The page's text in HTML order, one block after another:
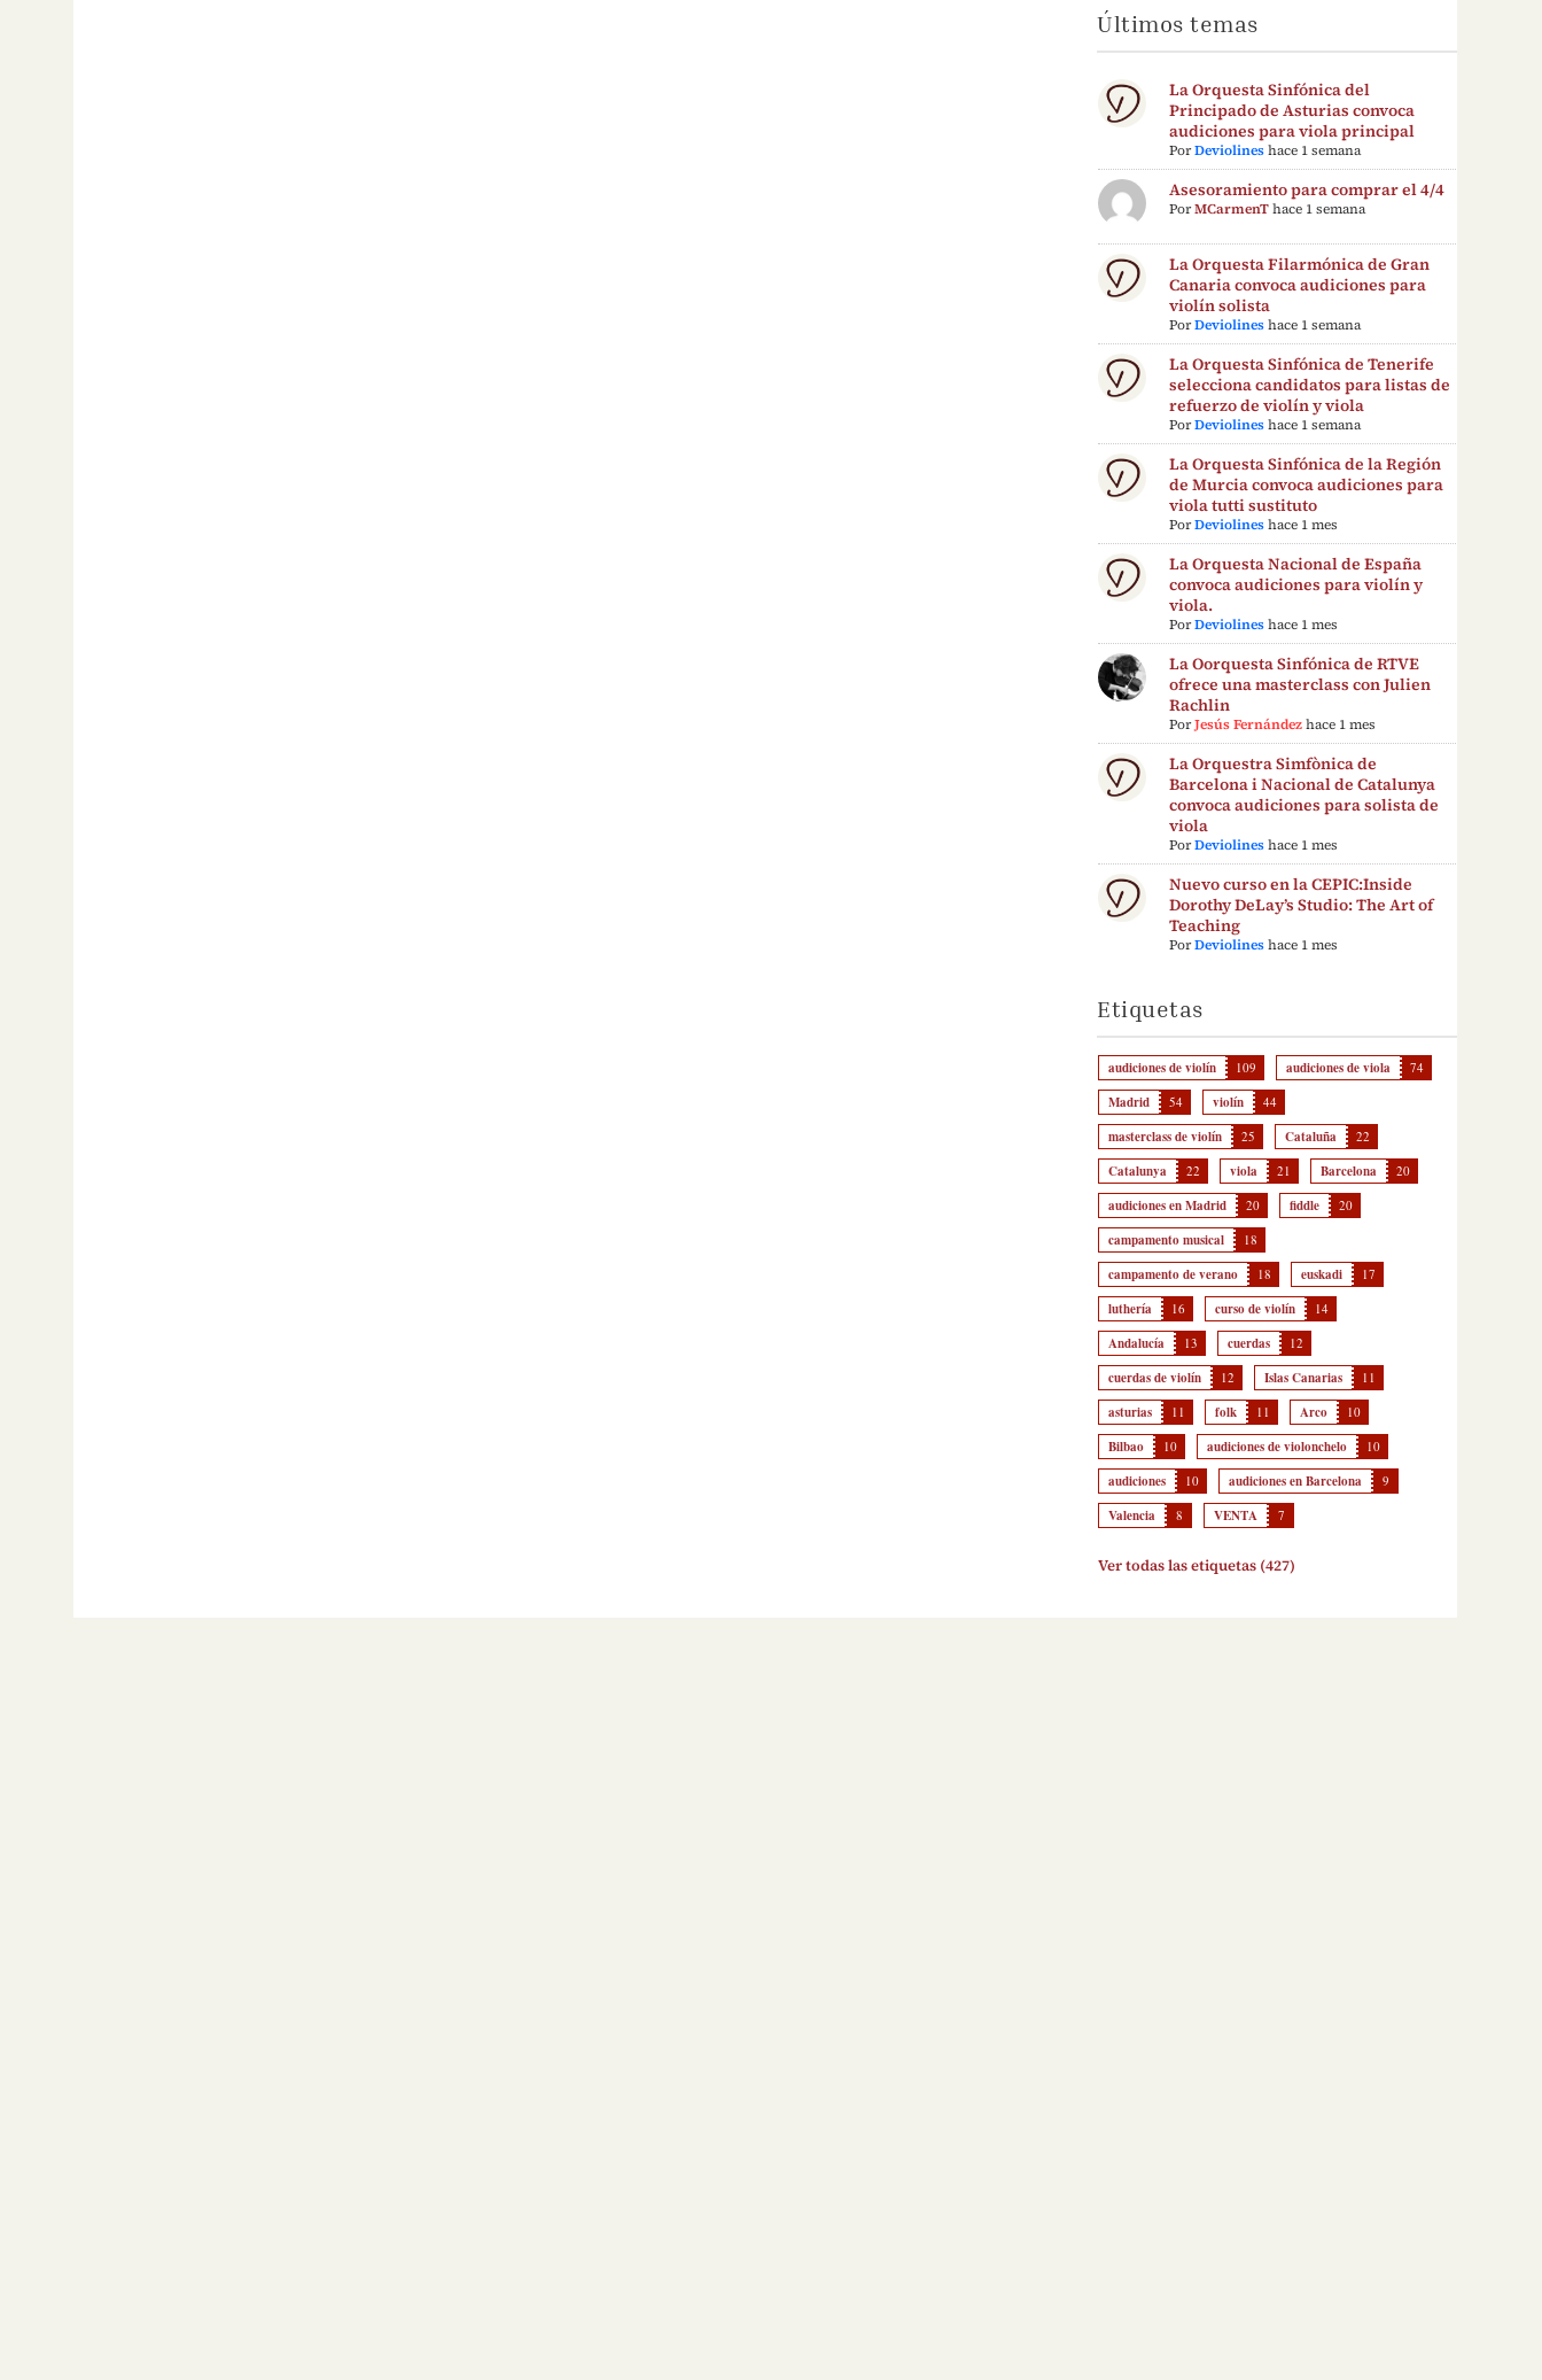
Últimos temas
La Orquesta Sinfónica del
Principado de Asturias convoca
audiciones para viola principal
PorDeviolines hace 1 semana
Asesoramiento para comprar el 4/4
PorMCarmenT hace 1 semana
La Orquesta Filarmónica de Gran
Canaria convoca audiciones para
violín solista
PorDeviolines hace 1 semana
La Orquesta Sinfónica de Tenerife
selecciona candidatos para listas de
refuerzo de violín y viola
PorDeviolines hace 1 semana
La Orquesta Sinfónica de la Región
de Murcia convoca audiciones para
viola tutti sustituto
PorDeviolines hace 1 mes
La Orquesta Nacional de España
convoca audiciones para violín y
viola.
PorDeviolines hace 1 mes
La Oorquesta Sinfónica de RTVE
ofrece una masterclass con Julien
Rachlin
PorJesús Fernández hace 1 mes
La Orquestra Simfònica de
Barcelona i Nacional de Catalunya
convoca audiciones para solista de
viola
PorDeviolines hace 1 mes
Nuevo curso en la CEPIC:Inside
Dorothy DeLay’s Studio: The Art of
Teaching
PorDeviolines hace 1 mes
Etiquetas
audiciones de violín 109 audiciones de viola 74
Madrid 54 violín 44
masterclass de violín 25 Cataluña 22
Catalunya 22 viola 21 Barcelona 20
audiciones en Madrid 20 fiddle 20
campamento musical 18
campamento de verano 18 euskadi 17
luthería 16 curso de violín 14
Andalucía 13 cuerdas 12
cuerdas de violín 12 Islas Canarias 11
asturias 11 folk 11 Arco 10
Bilbao 10 audiciones de violonchelo 10
audiciones 10 audiciones en Barcelona 9
Valencia 8 VENTA 7
Ver todas las etiquetas (427)